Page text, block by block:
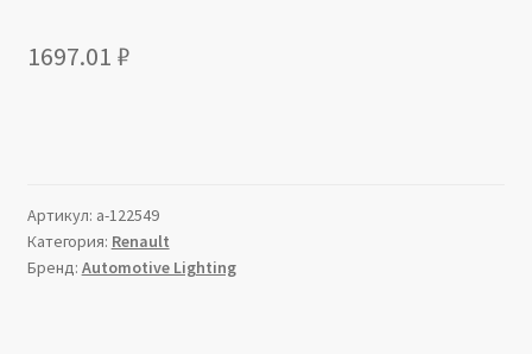
1697.01 ₽
Артикул: a-122549
Категория: Renault
Бренд: Automotive Lighting